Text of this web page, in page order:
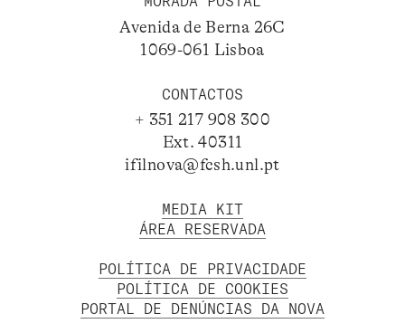
Avenida de Berna 26C
1069-061 Lisboa
CONTACTOS
+ 351 217 908 300
Ext. 40311
ifilnova@fcsh.unl.pt
MEDIA KIT
ÁREA RESERVADA
POLÍTICA DE PRIVACIDADE
POLÍTICA DE COOKIES
PORTAL DE DENÚNCIAS DA NOVA